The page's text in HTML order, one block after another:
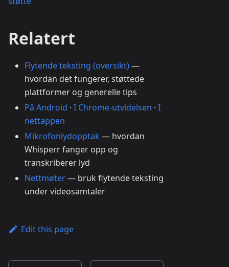
Relatert
Flytende teksting (oversikt)—
hvordan det fungerer, støttede
plattformer og generelle tips
På Android · I Chrome-utvidelsen · I
nettappen
Mikrofonlydopptak— hvordan
Whisperr fanger opp og
transkriberer lyd
Nettmøter— bruk flytende teksting
under videosamtaler
Edit this page